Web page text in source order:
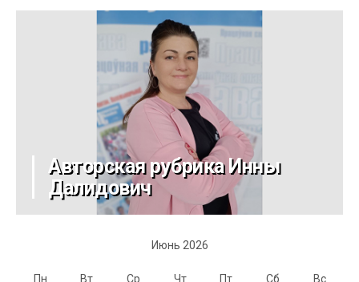
Авторская рубрика Инны
Далидович
Июнь 2026
Пн Вт Ср Чт Пт Сб Вс